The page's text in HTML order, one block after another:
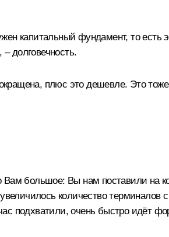
капитальный фундамент, то
долговечность.
плюс это дешевле. Это
большое: Вы нам поставили на
количество
подхватили, очень быстро идёт